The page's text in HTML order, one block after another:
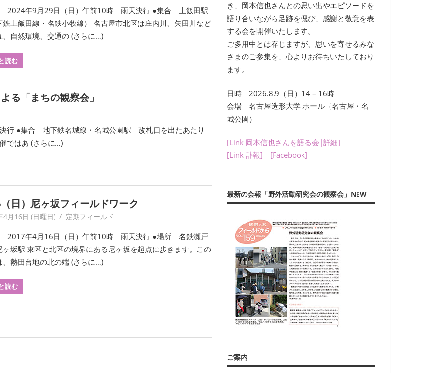
2024年9月29日（日）午前10時 雨天決行 ●集合 上飯田駅
鉄上飯田線・名鉄小牧線） 名古屋市北区は庄内川、矢田川など
、自然環境、交通の (さらに…)
読む
る「まちの観察会」
●集合 地下鉄名城線・名城公園駅 改札口を出たあたり
ではあ (さらに…)
日）尼ヶ坂フィールドワーク
4月16日 (日曜日) yagaiken
定期フィールド
2017年4月16日（日）午前10時 雨天決行 ●場所 名鉄瀬戸
ヶ坂駅 東区と北区の境界にある尼ヶ坂を起点に歩きます。この
、熱田台地の北の端 (さらに…)
読む
き、岡本信也さんとの思い出やエピソードを
語り合いながら足跡を偲び、感謝と敬意を表
する会を開催いたします。
ご多用中とは存じますが、思いを寄せるみな
さまのご参集を、心よりお待ちいたしており
ます。
日時 2026.8.9（日）14 – 16時
会場 名古屋造形大学 ホール（名古屋・名
城公園）
[Link 岡本信也さんを語る会|詳細]
[Link 訃報]
[Facebook]
最新の会報「野外活動研究会の観察会」NEW
ご案内